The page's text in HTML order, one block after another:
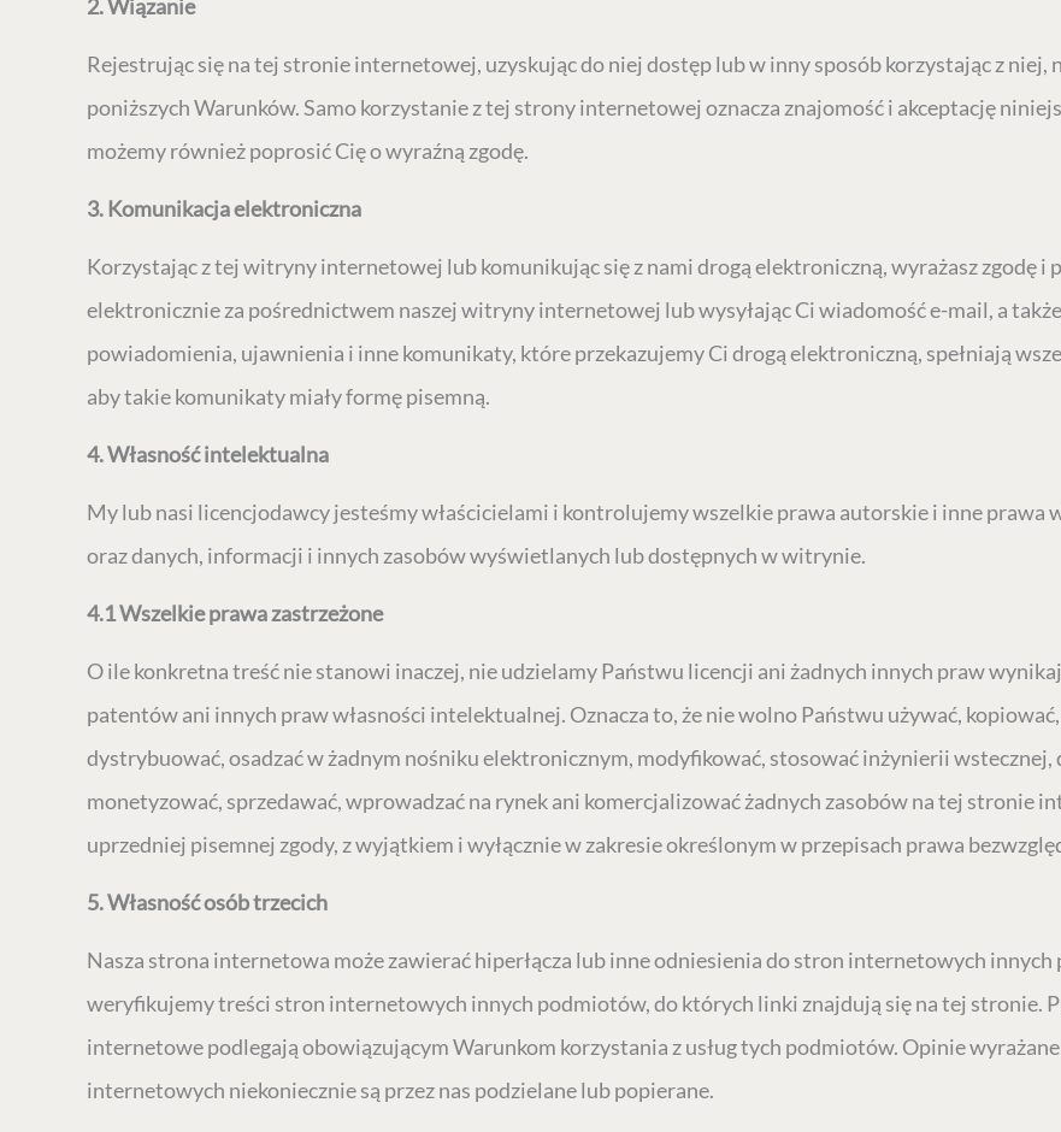
2. Wiązanie
Rejestrując się na tej stronie internetowej, uzyskując do niej dostęp lub w inny sposób korzystając z niej,
poniższych Warunków. Samo korzystanie z tej strony internetowej oznacza znajomość i akceptację
możemy również poprosić Cię o wyraźną zgodę.
3. Komunikacja elektroniczna
Korzystając z tej witryny internetowej lub komunikując się z nami drogą elektroniczną, wyrażasz zgodę i
elektronicznie za pośrednictwem naszej witryny internetowej lub wysyłając Ci wiadomość e-mail, a
powiadomienia, ujawnienia i inne komunikaty, które przekazujemy Ci drogą elektroniczną, spełniają
aby takie komunikaty miały formę pisemną.
4. Własność intelektualna
My lub nasi licencjodawcy jesteśmy właścicielami i kontrolujemy wszelkie prawa autorskie i inne
oraz danych, informacji i innych zasobów wyświetlanych lub dostępnych w witrynie.
4.1 Wszelkie prawa zastrzeżone
O ile konkretna treść nie stanowi inaczej, nie udzielamy Państwu licencji ani żadnych innych praw
patentów ani innych praw własności intelektualnej. Oznacza to, że nie wolno Państwu używać,
dystrybuować, osadzać w żadnym nośniku elektronicznym, modyfikować, stosować inżynierii
monetyzować, sprzedawać, wprowadzać na rynek ani komercjalizować żadnych zasobów na tej stronie
uprzedniej pisemnej zgody, z wyjątkiem i wyłącznie w zakresie określonym w przepisach prawa
5. Własność osób trzecich
Nasza strona internetowa może zawierać hiperłącza lub inne odniesienia do stron internetowych
weryfikujemy treści stron internetowych innych podmiotów, do których linki znajdują się na tej stronie.
internetowe podlegają obowiązującym Warunkom korzystania z usług tych podmiotów. Opinie
internetowych niekoniecznie są przez nas podzielane lub popierane.